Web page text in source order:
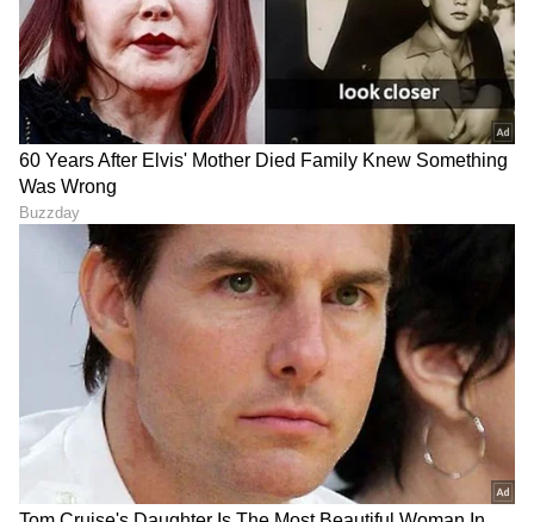
Image Credit :
ಸೋಶಿಯಲ್ ಮೀಡಿಯಾದಲ್ಲಿ ಮೆಚ್ಚುಗೆಯ ಮಹಾಪೂರ!
ಸದ್ಯ ಈ ಪೋಸ್ಟ್ ಸೋಷಿಯಲ್ ಮೀಡಿಯಾದಲ್ಲಿ ಸಖತ್
ವೈರಲ್ ಆಗುತ್ತಿದ್ದು, ಲಕ್ಷಾಂತರ ಲೈಕ್ಸ್ ಮತ್ತು ಕಮೆಂಟ್ಸ್
ಪಡೆಯುತ್ತಿದೆ. "ನಮ್ಮ ಸ್ಯಾಂಡಲ್‌ವುಡ್ ಸಿಂಡ್ರೆಲ್ಲಾ
ಯಾವಾಗಲೂ ಸಿಂಪಲ್ ಮತ್ತು ಸ್ವೀಟ್" ಎಂದು
ಅಭಿಮಾನಿಗಳು ಹಾರೈಸುತ್ತಿದ್ದಾರೆ. ಕಡಲ ದಡದಲ್ಲಿ
ಮಕ್ಕಳೊಂದಿಗೆ ಆಟವಾಡುತ್ತಿರುವ ಮತ್ತು ಅವರ ಮಡಿಲಲ್ಲಿ
ಮಲಗಿರುವ ಚಿತ್ರಗಳು ಅಮ್ಮ-ಮಕ್ಕಳ ನಡುವಿನ ನಿಷ್ಕಲ್ಮಶ